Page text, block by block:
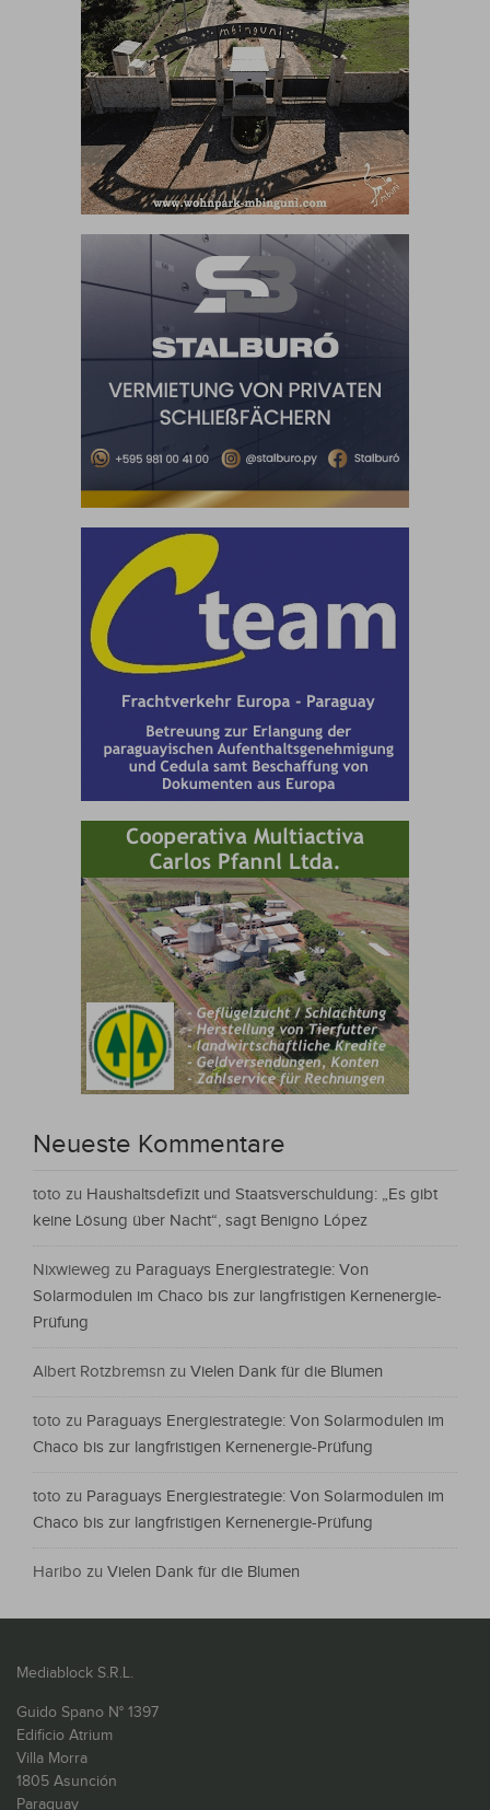
Neueste Kommentare
toto zu Haushaltsdefizit und Staatsverschuldung: „Es gibt
keine Lösung über Nacht“, sagt Benigno López
Nixwieweg zu Paraguays Energiestrategie: Von
Solarmodulen im Chaco bis zur langfristigen Kernenergie-
Prüfung
Albert Rotzbremsn zu Vielen Dank für die Blumen
toto zu Paraguays Energiestrategie: Von Solarmodulen im
Chaco bis zur langfristigen Kernenergie-Prüfung
toto zu Paraguays Energiestrategie: Von Solarmodulen im
Chaco bis zur langfristigen Kernenergie-Prüfung
Haribo zu Vielen Dank für die Blumen
Mediablock S.R.L.
Guido Spano N° 1397
Edificio Atrium
Villa Morra
1805 Asunción
Paraguay